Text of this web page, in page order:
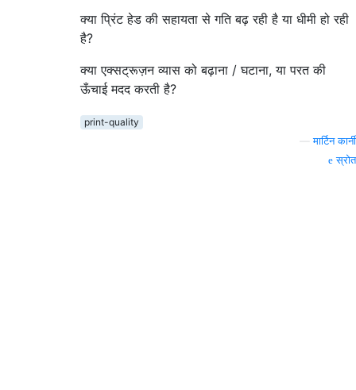
क्या प्रिंट हेड की सहायता से गति बढ़ रही है या धीमी हो रही
है?
क्या एक्सट्रूज़न व्यास को बढ़ाना / घटाना, या परत की
ऊँचाई मदद करती है?
print-quality
—मार्टिन कार्नी
स्रोत